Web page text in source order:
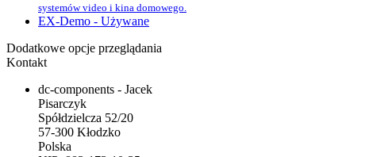
systemów video i kina domowego.
EX-Demo - Używane
Dodatkowe opcje przeglądania
Kontakt
dc-components - Jacek
Pisarczyk
Spółdzielcza 52/20
57-300 Kłodzko
Polska